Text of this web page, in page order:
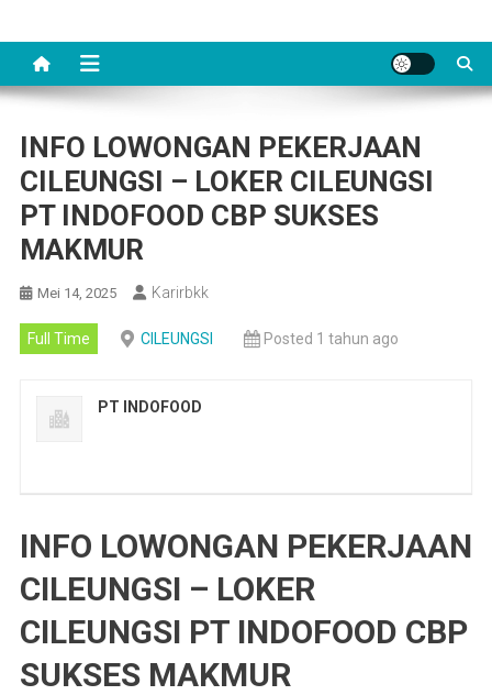
INFO LOWONGAN PEKERJAAN
CILEUNGSI – LOKER CILEUNGSI
PT INDOFOOD CBP SUKSES
MAKMUR
Mei 14, 2025 Karirbkk
Full Time CILEUNGSI Posted 1 tahun ago
PT INDOFOOD
INFO LOWONGAN PEKERJAAN
CILEUNGSI – LOKER
CILEUNGSI PT INDOFOOD CBP
SUKSES MAKMUR